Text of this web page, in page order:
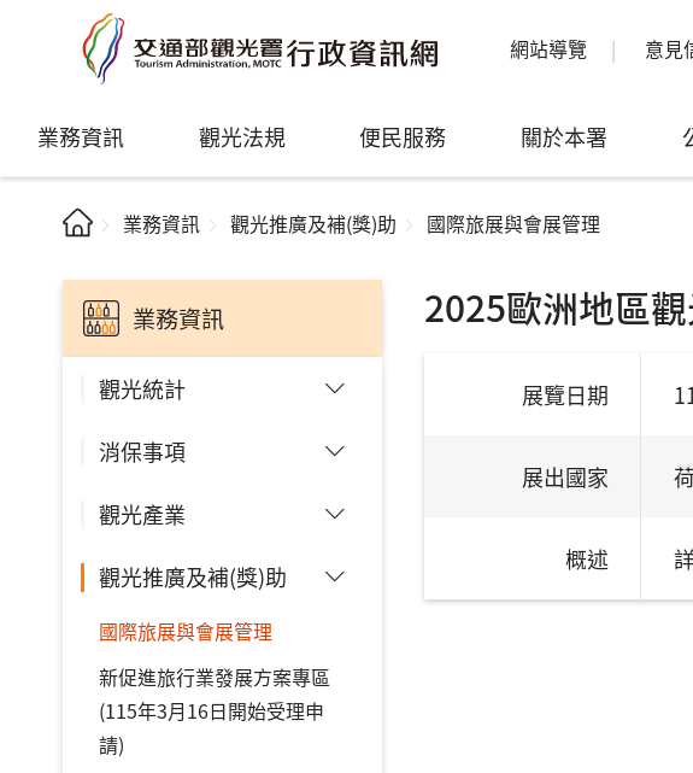
網站導覽 意見
業務資訊 觀光法規 便民服務 關於本署
業務資訊 觀光推廣及補(獎)助 國際旅展與會展管理
業務資訊
觀光統計
消保事項
觀光產業
觀光推廣及補(獎)助
國際旅展與會展管理
新促進旅行業發展方案專區
(115年3月16日開始受理申
請)
2025歐洲地區
展覽日期
展出國家
概述